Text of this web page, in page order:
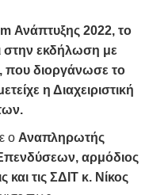
Ανάπτυξης 2022, το
στην εκδήλωση με
που διοργάνωσε το
η Διαχειριστική
ο Αναπληρωτής
αρμόδιος
και τις ΣΔΙΤ κ. Νίκος